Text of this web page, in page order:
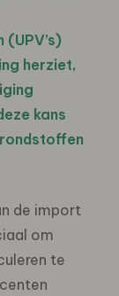
herziet,
kans
de import
om
te